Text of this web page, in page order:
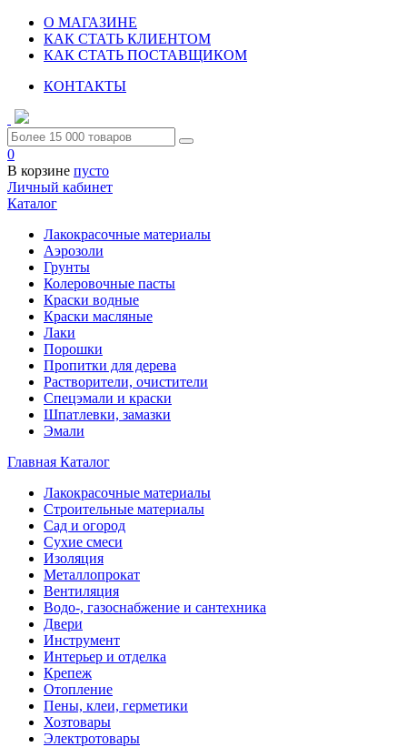
О МАГАЗИНЕ
КАК СТАТЬ КЛИЕНТОМ
КАК СТАТЬ ПОСТАВЩИКОМ
КОНТАКТЫ
0
В корзине пусто
Личный кабинет
Каталог
Лакокрасочные материалы
Аэрозоли
Грунты
Колеровочные пасты
Краски водные
Краски масляные
Лаки
Порошки
Пропитки для дерева
Растворители, очистители
Спецэмали и краски
Шпатлевки, замазки
Эмали
Главная Каталог
Лакокрасочные материалы
Строительные материалы
Сад и огород
Сухие смеси
Изоляция
Металлопрокат
Вентиляция
Водо-, газоснабжение и сантехника
Двери
Инструмент
Интерьер и отделка
Крепеж
Отопление
Пены, клеи, герметики
Хозтовары
Электротовары